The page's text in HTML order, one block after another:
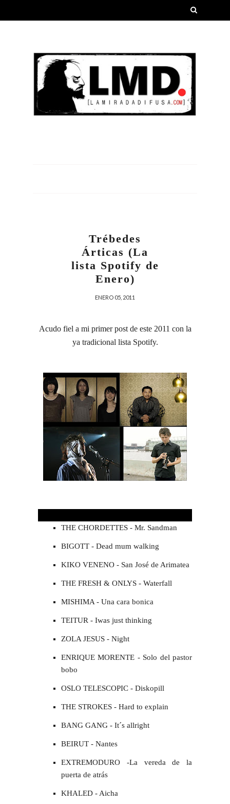
Trébedes
Árticas (La
lista Spotify de
Enero)
ENERO 05, 2011
Acudo fiel a mi primer post de este 2011 con la
ya tradicional lista Spotify.
THE CHORDETTES - Mr. Sandman
BIGOTT - Dead mum walking
KIKO VENENO - San José de Arimatea
THE FRESH & ONLYS - Waterfall
MISHIMA - Una cara bonica
TEITUR - Iwas just thinking
ZOLA JESUS - Night
ENRIQUE MORENTE - Solo del pastor
bobo
OSLO TELESCOPIC - Diskopill
THE STROKES - Hard to explain
BANG GANG - It´s allright
BEIRUT - Nantes
EXTREMODURO -La vereda de la
puerta de atrás
KHALED - Aicha